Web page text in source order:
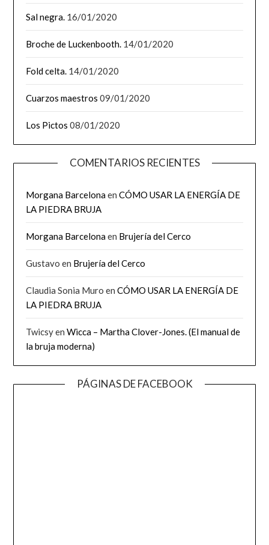
Sal negra. 16/01/2020
Broche de Luckenbooth. 14/01/2020
Fold celta. 14/01/2020
Cuarzos maestros 09/01/2020
Los Pictos 08/01/2020
COMENTARIOS RECIENTES
Morgana BarcelonaenCÓMO USAR LA ENERGÍA DE
LA PIEDRA BRUJA
Morgana Barcelonaen Brujería del Cerco
Gustavo en Brujería del Cerco
Claudia Sonia Muro enCÓMO USAR LA ENERGÍA DE
LA PIEDRA BRUJA
TwicsyenWicca – Martha Clover-Jones. (El manual de
la bruja moderna)
PÁGINAS DE FACEBOOK